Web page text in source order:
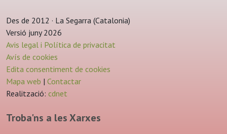
Des de 2012 · La Segarra (Catalonia)
Versió juny 2026
Avis legal i Política de privacitat
Avís de cookies
Edita consentiment de cookies
Mapa web | Contactar
Realització: cdnet
Troba'ns a les Xarxes